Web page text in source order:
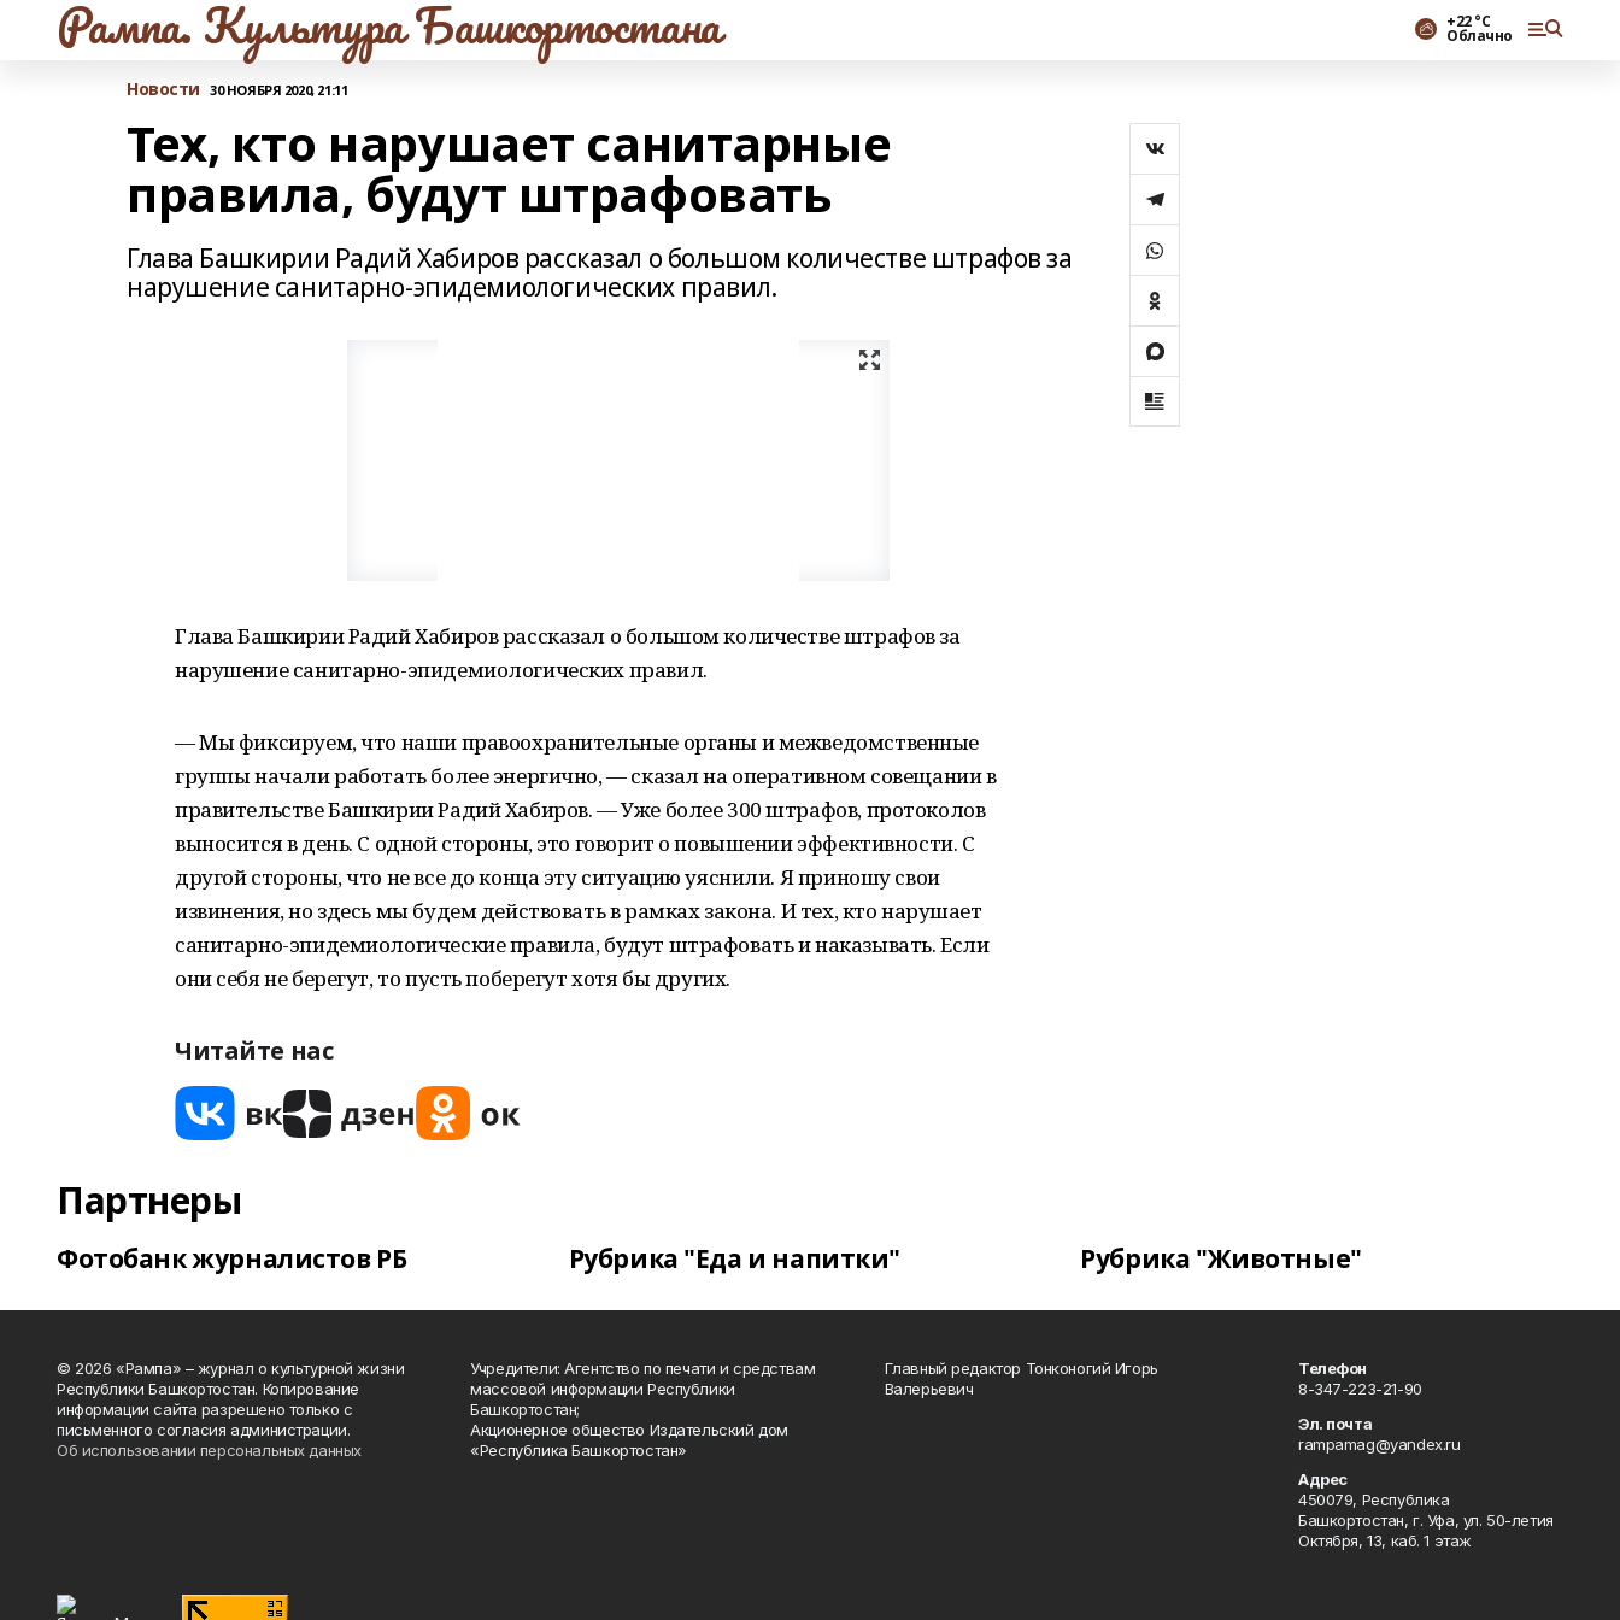
Рампа. Культура Башкортостана +22 °С
Облачно
Новости 30 НОЯБРЯ 2020, 21:11
Тех, кто нарушает санитарные
правила, будут штрафовать
Глава Башкирии Радий Хабиров рассказал о большом количестве штрафов за
нарушение санитарно-эпидемиологических правил.
Глава Башкирии Радий Хабиров рассказал о большом количестве штрафов за
нарушение санитарно-эпидемиологических правил.
— Мы фиксируем, что наши правоохранительные органы и межведомственные
группы начали работать более энергично, — сказал на оперативном совещании в
правительстве Башкирии Радий Хабиров. — Уже более 300 штрафов, протоколов
выносится в день. С одной стороны, это говорит о повышении эффективности. С
другой стороны, что не все до конца эту ситуацию уяснили. Я приношу свои
извинения, но здесь мы будем действовать в рамках закона. И тех, кто нарушает
санитарно-эпидемиологические правила, будут штрафовать и наказывать. Если
они себя не берегут, то пусть поберегут хотя бы других.
Читайте нас
Партнеры
Фотобанк журналистов РБ Рубрика "Еда и напитки" Рубрика "Животные"
© 2026 «Рампа» – журнал о культурной жизни
Республики Башкортостан. Копирование
информации сайта разрешено только с
письменного согласия администрации.
Об использовании персональных данных
Учредители: Агентство по печати и средствам
массовой информации Республики
Башкортостан;
Акционерное общество Издательский дом
«Республика Башкортостан»
Главный редактор Тонконогий Игорь
Валерьевич
Телефон
8-347-223-21-90
Эл. почта
rampamag@yandex.ru
Адрес
450079, Республика
Башкортостан, г. Уфа, ул. 50-летия
Октября, 13, каб. 1 этаж